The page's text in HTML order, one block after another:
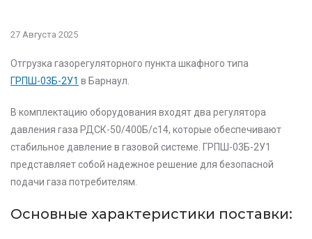
27 Августа 2025
Отгрузка газорегуляторного пункта шкафного типа
ГРПШ-03Б-2У1 в Барнаул.
В комплектацию оборудования входят два регулятора
давления газа РДСК-50/400Б/с14, которые обеспечивают
стабильное давление в газовой системе. ГРПШ-03Б-2У1
представляет собой надежное решение для безопасной
подачи газа потребителям.
Основные характеристики поставки: